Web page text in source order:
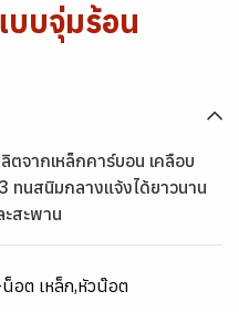
บจุ่มร้อน
จากเหล็กคาร์บอน เคลือบ
ทนสนิมกลางแจ้งได้ยาวนาน
สะพาน
อต เหล็ก,หัวน๊อต